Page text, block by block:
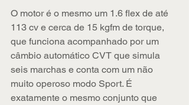
O motor é o mesmo um 1.6 flex de até
113 cv e cerca de 15 kgfm de torque,
que funciona acompanhado por um
câmbio automático CVT que simula
seis marchas e conta com um não
muito operoso modo Sport. É
exatamente o mesmo conjunto que